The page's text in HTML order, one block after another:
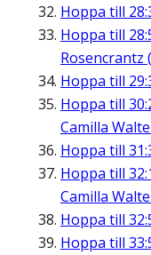
Hoppa till
Hoppa till
Rosencrantz
Hoppa till
Hoppa till
Camilla
Hoppa till
Hoppa till
Camilla
Hoppa till
Hoppa till